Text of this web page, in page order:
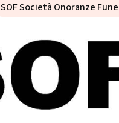
SOF Società Onoranze